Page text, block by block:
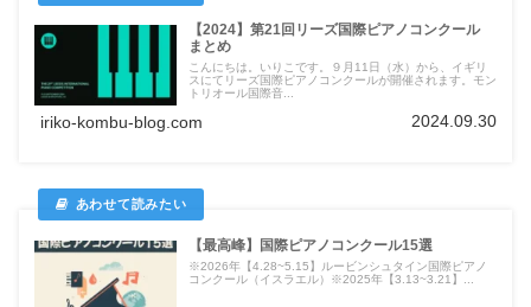
【2024】第21回リーズ国際ピアノコンクール
まとめ
こんにちは。いりこです。９月11日（水）から、イギリ
スにてリーズ国際ピアノコンクールが開催されます。モン
トリオール国際音...
iriko-kombu-blog.com 2024.09.30
【最高峰】国際ピアノコンクール15選
※2026年【4.28~5.15】ルービンシュタイン国際ピアノ
コンクール（イスラエル）※2025年【3.13~3.21】...